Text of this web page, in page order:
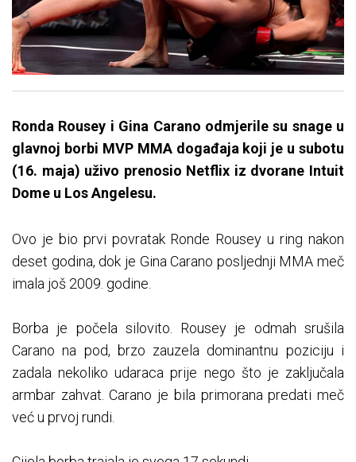
Ronda Rousey i Gina Carano odmjerile su snage u
glavnoj borbi MVP MMA događaja koji je u subotu
(16. maja) uživo prenosio Netflix iz dvorane Intuit
Dome u Los Angelesu.
Ovo je bio prvi povratak Ronde Rousey u ring nakon
deset godina, dok je Gina Carano posljednji MMA meč
imala još 2009. godine.
Borba je počela silovito. Rousey je odmah srušila
Carano na pod, brzo zauzela dominantnu poziciju i
zadala nekoliko udaraca prije nego što je zaključala
armbar zahvat. Carano je bila primorana predati meč
već u prvoj rundi.